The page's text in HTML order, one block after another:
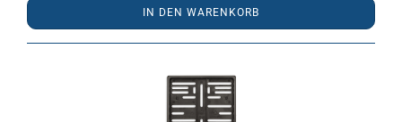
IN DEN WARENKORB